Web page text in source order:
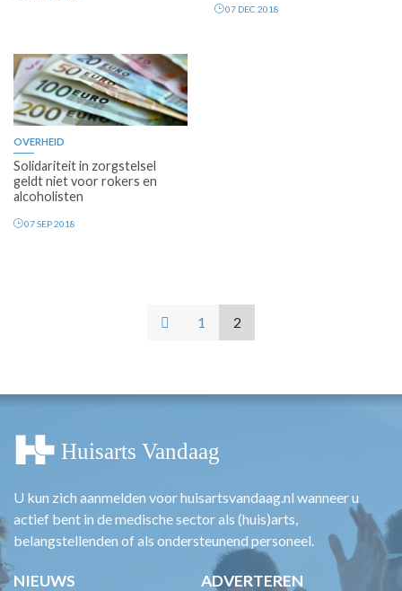
07 DEC 2018
OVERHEID
Solidariteit in zorgstelsel
geldt niet voor rokers en
alcoholisten
07 SEP 2018
1 2
U kun zich aanmelden voor huisartsvandaag.nl wanneer u
actief bent in de medische sector als (huis)arts,
belangstellenden of als ondersteunend personeel.
NIEUWS ADVERTEREN